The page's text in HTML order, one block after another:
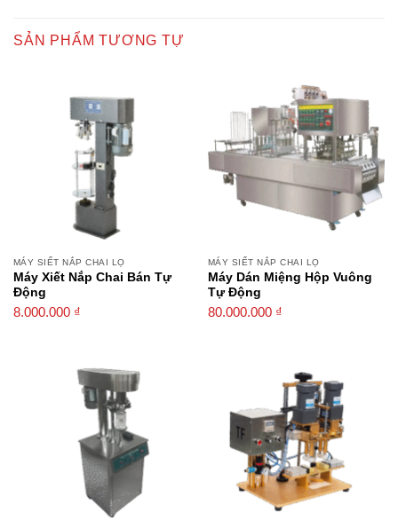
SẢN PHẨM TƯƠNG TỰ
MÁY SIẾT NẮP CHAI LỌ
Máy Xiết Nắp Chai Bán Tự
Động
8.000.000 ₫
MÁY SIẾT NẮP CHAI LỌ
Máy Dán Miệng Hộp Vuông
Tự Động
80.000.000 ₫